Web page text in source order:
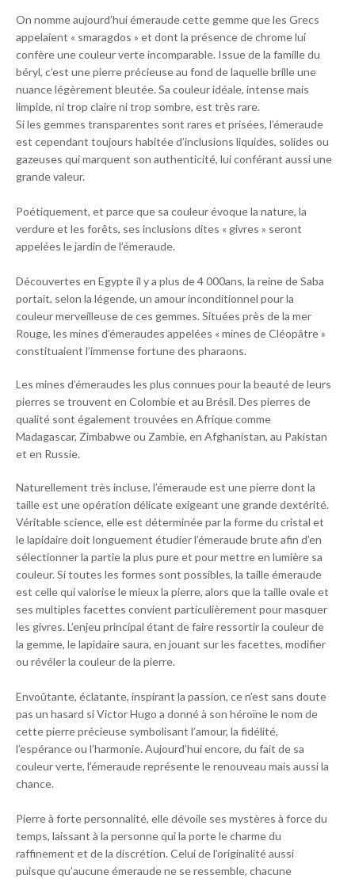
On nomme aujourd’hui émeraude cette gemme que les Grecs
appelaient « smaragdos » et dont la présence de chrome lui
confère une couleur verte incomparable. Issue de la famille du
béryl, c’est une pierre précieuse au fond de laquelle brille une
nuance légèrement bleutée. Sa couleur idéale, intense mais
limpide, ni trop claire ni trop sombre, est très rare.
Si les gemmes transparentes sont rares et prisées, l’émeraude
est cependant toujours habitée d’inclusions liquides, solides ou
gazeuses qui marquent son authenticité, lui conférant aussi une
grande valeur.
Poétiquement, et parce que sa couleur évoque la nature, la
verdure et les forêts, ses inclusions dites « givres » seront
appelées le jardin de l’émeraude.
Découvertes en Egypte il y a plus de 4 000ans, la reine de Saba
portait, selon la légende, un amour inconditionnel pour la
couleur merveilleuse de ces gemmes. Situées près de la mer
Rouge, les mines d’émeraudes appelées « mines de Cléopâtre »
constituaient l’immense fortune des pharaons.
Les mines d’émeraudes les plus connues pour la beauté de leurs
pierres se trouvent en Colombie et au Brésil. Des pierres de
qualité sont également trouvées en Afrique comme
Madagascar, Zimbabwe ou Zambie, en Afghanistan, au Pakistan
et en Russie.
Naturellement très incluse, l’émeraude est une pierre dont la
taille est une opération délicate exigeant une grande dextérité.
Véritable science, elle est déterminée par la forme du cristal et
le lapidaire doit longuement étudier l’émeraude brute afin d’en
sélectionner la partie la plus pure et pour mettre en lumière sa
couleur. Si toutes les formes sont possibles, la taille émeraude
est celle qui valorise le mieux la pierre, alors que la taille ovale et
ses multiples facettes convient particulièrement pour masquer
les givres. L’enjeu principal étant de faire ressortir la couleur de
la gemme, le lapidaire saura, en jouant sur les facettes, modifier
ou révéler la couleur de la pierre.
Envoûtante, éclatante, inspirant la passion, ce n’est sans doute
pas un hasard si Victor Hugo a donné à son héroïne le nom de
cette pierre précieuse symbolisant l’amour, la fidélité,
l’espérance ou l’harmonie. Aujourd’hui encore, du fait de sa
couleur verte, l’émeraude représente le renouveau mais aussi la
chance.
Pierre à forte personnalité, elle dévoile ses mystères à force du
temps, laissant à la personne qui la porte le charme du
raffinement et de la discrétion. Celui de l’originalité aussi
puisque qu’aucune émeraude ne se ressemble, chacune